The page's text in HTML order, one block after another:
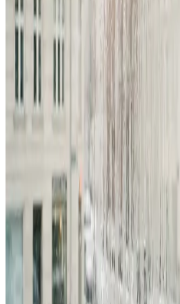
Fast pris uden overraskelser